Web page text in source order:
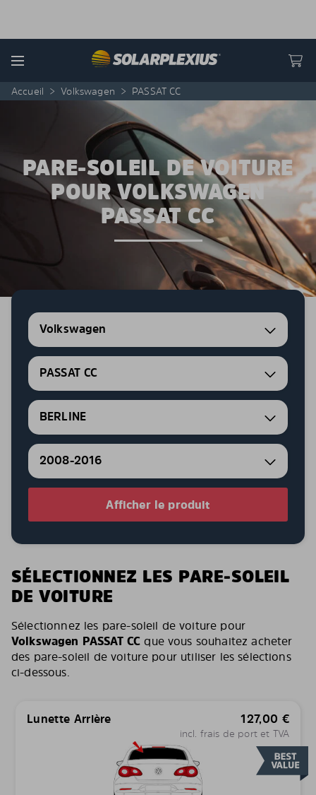
Menu
Accueil > Volkswagen > PASSAT CC
PARE-SOLEIL DE VOITURE
POUR VOLKSWAGEN
PASSAT CC
Volkswagen
PASSAT CC
BERLINE
2008-2016
Afficher le produit
SÉLECTIONNEZ LES PARE-SOLEIL
DE VOITURE
Sélectionnez les pare-soleil de voiture pour
Volkswagen PASSAT CC que vous souhaitez acheter
des pare-soleil de voiture pour utiliser les sélections
ci-dessous.
Lunette Arrière 127,00 €
incl. frais de port et TVA